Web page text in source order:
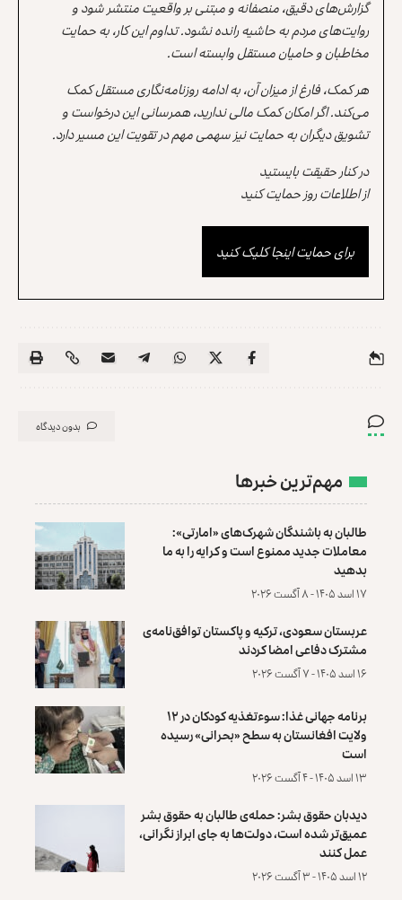
گزارش‌های دقیق، منصفانه و مبتنی بر واقعیت منتشر شود و
روایت‌های مردم به حاشیه رانده نشود. تداوم این کار، به حمایت
مخاطبان و حامیان مستقل وابسته است.
هر کمک، فارغ از میزان آن، به ادامه روزنامه‌نگاری مستقل کمک
می‌کند. اگر امکان کمک مالی ندارید، همرسانی این درخواست و
تشویق دیگران به حمایت نیز سهمی مهم در تقویت این مسیر دارد.
در کنار حقیقت بایستید
از اطلاعات روز حمایت کنید
برای حمایت اینجا کلیک کنید
بدون دیدگاه
مهم‌ترین خبرها
طالبان به باشندگان شهرک‌های «امارتی»:
معاملات جدید ممنوع است و کرایه را به ما
بدهید
۱۷ اسد ۱۴۰۵ - ۸ آگست ۲۰۲۶
عربستان سعودی، ترکیه و پاکستان توافق‌نامه‌ی
مشترک دفاعی امضا کردند
۱۶ اسد ۱۴۰۵ - ۷ آگست ۲۰۲۶
برنامه جهانی غذا: سوءتغذیه کودکان در ۱۲
ولایت افغانستان به سطح «بحرانی» رسیده
است
۱۳ اسد ۱۴۰۵ - ۴ آگست ۲۰۲۶
دیدبان حقوق بشر: حمله‌ی طالبان به حقوق بشر
عمیق‌تر شده است، دولت‌ها به جای ابراز نگرانی،
عمل کنند
۱۲ اسد ۱۴۰۵ - ۳ آگست ۲۰۲۶